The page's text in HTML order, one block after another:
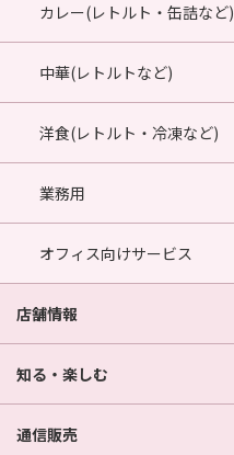
カレー(レトルト・缶詰など)
中華(レトルトなど)
洋食(レトルト・冷凍など)
業務用
オフィス向けサービス
店舗情報
知る・楽しむ
通信販売